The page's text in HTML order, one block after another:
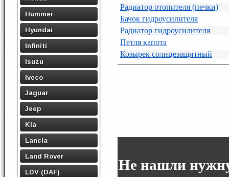
Hummer
Hyundai
Infiniti
Isuzu
Iveco
Jaguar
Jeep
Kia
Lancia
Land Rover
LDV (DAF)
Радиатор отопителя (печки)
Бачок гидроусилителя
Радиатор гидроусилителя
Петля капота
Козырек солнцезащитный
Не нашли